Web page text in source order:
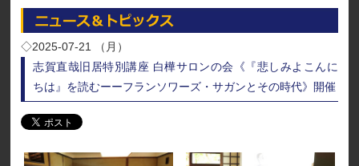
◇2025-07-21 （月）
志賀直哉旧居特別講座 白樺サロンの会《『悲しみよこんに
ちは』を読むーーフランソワーズ・サガンとその時代》開催